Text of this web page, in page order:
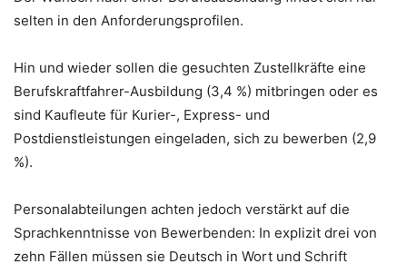
selten in den Anforderungsprofilen.
Hin und wieder sollen die gesuchten Zustellkräfte eine
Berufskraftfahrer-Ausbildung (3,4 %) mitbringen oder es
sind Kaufleute für Kurier-, Express- und
Postdienstleistungen eingeladen, sich zu bewerben (2,9
%).
Personalabteilungen achten jedoch verstärkt auf die
Sprachkenntnisse von Bewerbenden: In explizit drei von
zehn Fällen müssen sie Deutsch in Wort und Schrift